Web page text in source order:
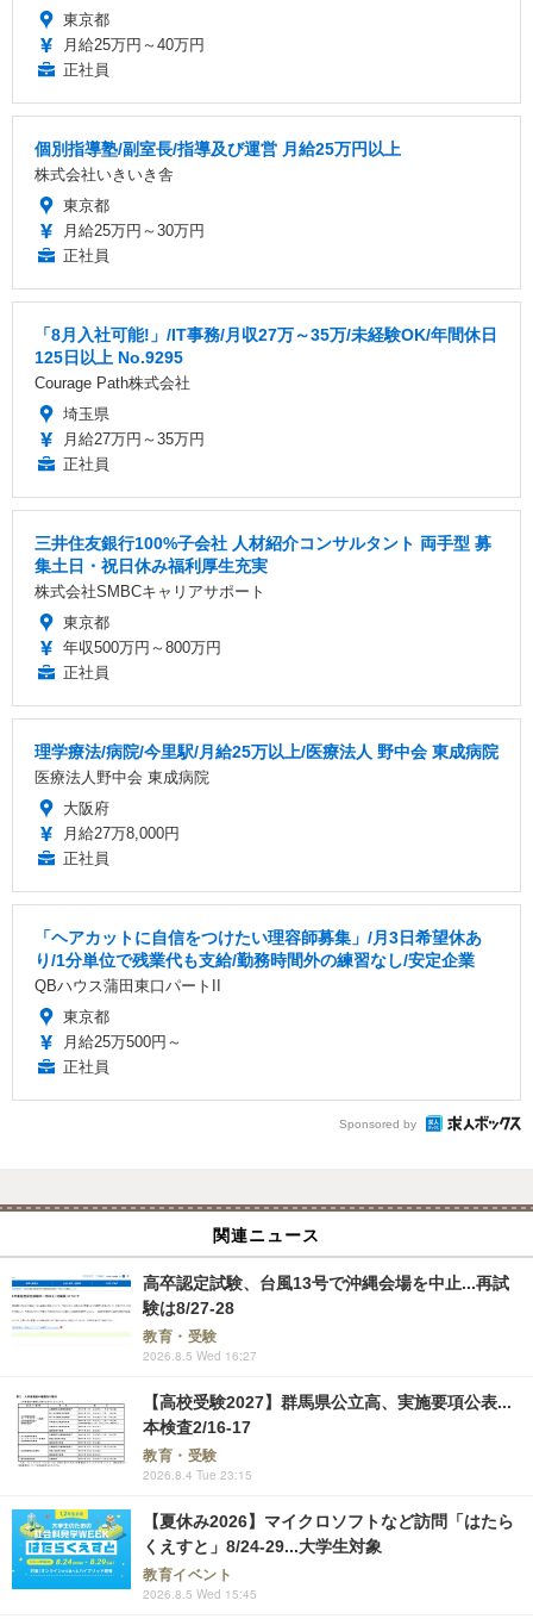
東京都
月給25万円～40万円
正社員
個別指導塾/副室長/指導及び運営 月給25万円以上
株式会社いきいき舎
東京都
月給25万円～30万円
正社員
「8月入社可能!」/IT事務/月収27万～35万/未経験OK/年間休日
125日以上 No.9295
Courage Path株式会社
埼玉県
月給27万円～35万円
正社員
三井住友銀行100%子会社 人材紹介コンサルタント 両手型 募
集土日・祝日休み福利厚生充実
株式会社SMBCキャリアサポート
東京都
年収500万円～800万円
正社員
理学療法/病院/今里駅/月給25万以上/医療法人 野中会 東成病院
医療法人野中会 東成病院
大阪府
月給27万8,000円
正社員
「ヘアカットに自信をつけたい理容師募集」/月3日希望休あ
り/1分単位で残業代も支給/勤務時間外の練習なし/安定企業
QBハウス蒲田東口パートII
東京都
月給25万500円～
正社員
Sponsored by
関連ニュース
高卒認定試験、台風13号で沖縄会場を中止...再試
験は8/27-28
教育・受験
2026.8.5 Wed 16:27
【高校受験2027】群馬県公立高、実施要項公表...
本検査2/16-17
教育・受験
2026.8.4 Tue 23:15
【夏休み2026】マイクロソフトなど訪問「はたら
くえすと」8/24-29...大学生対象
教育イベント
2026.8.5 Wed 15:45